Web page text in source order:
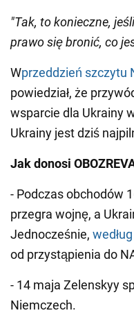
"Tak, to konieczne,
prawo się bronić, co
Wprzeddzień szczytu
powiedział, że
wsparcie dla Ukrainy
Ukrainy jest dziś
Jak donosi
- Podczas obchodów
przegra wojnę, a
Jednocześnie,
od przystąpienia do
- 14 maja Zelenskyy
Niemczech.